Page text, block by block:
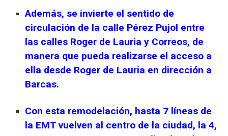
Además, se invierte el sentido de
circulación de la calle Pérez Pujol entre
las calles Roger de Lauria y Correos, de
manera que pueda realizarse el acceso a
ella desde Roger de Lauria en dirección a
Barcas.
Con esta remodelación, hasta 7 líneas de
la EMT vuelven al centro de la ciudad, la 4,